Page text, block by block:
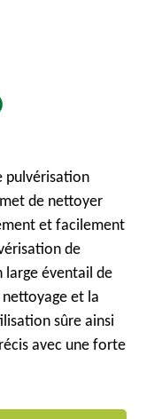
pulvérisation
de nettoyer
et facilement
de
large éventail de
et la
sûre ainsi
avec une forte